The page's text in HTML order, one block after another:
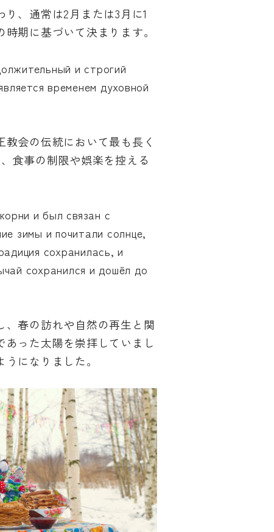
、通常は2月または3月に1
期に基づいて決まります。
и строгий
временем духовной
会の伝統において最も長く
食事の制限や娯楽を控える
и был связан с
зимы и почитали солнце,
сохранилась, и
сохранился и дошёл до
春の訪れや自然の再生と関
った太陽を崇拝していまし
になりました。